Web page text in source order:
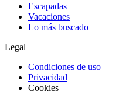
Escapadas
Vacaciones
Lo más buscado
Legal
Condiciones de uso
Privacidad
Cookies